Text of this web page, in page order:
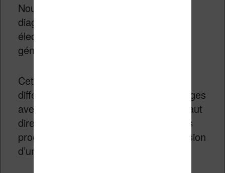
Nous avons donc un écran d’une
diagonale de 6 pouces à encre
électronique couleur de dernière
génération.
Cet écran utilise une technologie
différente qui affiche le texte et les images
avec un rendu proche du papier. Et il faut
dire que nous sommes maintenant très
proche de ce que propose une impression
d’un journal, un livre ou un magazine.